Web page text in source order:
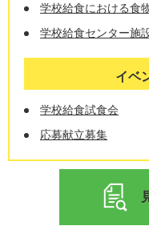
学校給食における食
学校給食センター施
イベ
学校給食試食会
応募献立募集